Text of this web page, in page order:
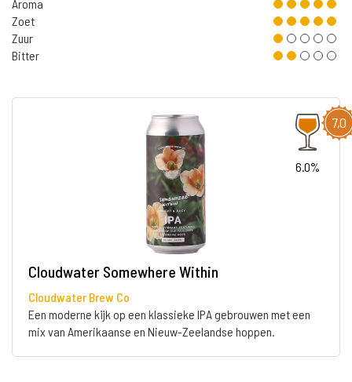
Aroma
Zoet
Zuur
Bitter
7,0
6.0%
Cloudwater Somewhere Within
Cloudwater Brew Co
Een moderne kijk op een klassieke IPA gebrouwen met een
mix van Amerikaanse en Nieuw-Zeelandse hoppen.